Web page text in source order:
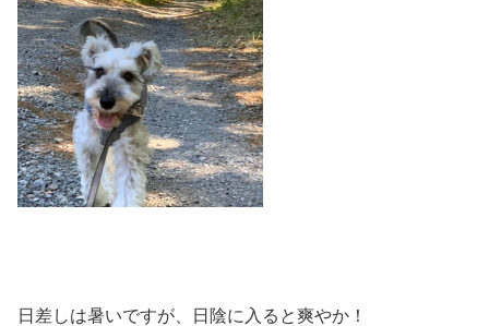
日差しは暑いですが、日陰に入ると爽やか！